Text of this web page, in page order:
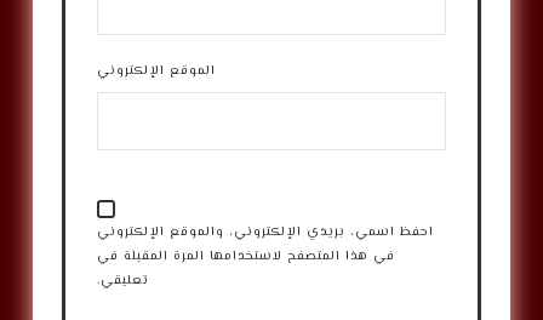
الموقع الإلكتروني
احفظ اسمي، بريدي الإلكتروني، والموقع الإلكتروني
في هذا المتصفح لاستخدامها المرة المقبلة في
تعليقي.